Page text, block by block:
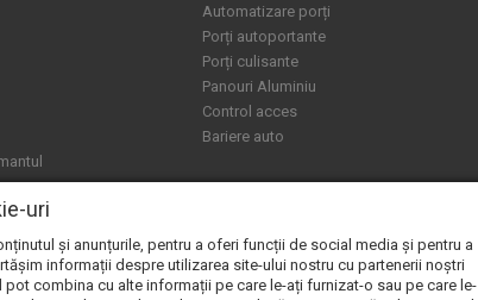
Automatizare porți
Porți autoportante
Porți culisante
Panouri Aluminiu
Control acces
Bariere auto
uri
și anunțurile, pentru a oferi funcții de social media și pentru a
informații despre utilizarea site-ului nostru cu partenerii noștri
combina cu alte informații pe care le-ați furnizat-o sau pe care le-